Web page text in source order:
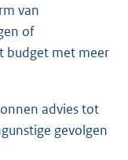
van
of
budget met meer
advies tot
gevolgen